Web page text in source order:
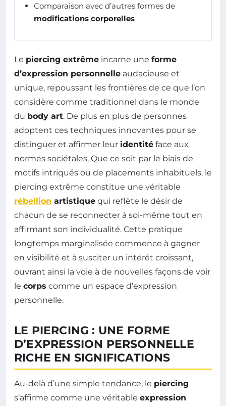
Comparaison avec d’autres formes de
modifications corporelles
Le piercing extrême incarne une forme
d’expression personnelle audacieuse et
unique, repoussant les frontières de ce que l’on
considère comme traditionnel dans le monde
du body art. De plus en plus de personnes
adoptent ces techniques innovantes pour se
distinguer et affirmer leur identité face aux
normes sociétales. Que ce soit par le biais de
motifs intriqués ou de placements inhabituels, le
piercing extrême constitue une véritable
rébellion artistique qui reflète le désir de
chacun de se reconnecter à soi-même tout en
affirmant son individualité. Cette pratique
longtemps marginalisée commence à gagner
en visibilité et à susciter un intérêt croissant,
ouvrant ainsi la voie à de nouvelles façons de voir
le corps comme un espace d’expression
personnelle.
LE PIERCING : UNE FORME
D’EXPRESSION PERSONNELLE
RICHE EN SIGNIFICATIONS
Au-delà d’une simple tendance, le piercing
s’affirme comme une véritable expression